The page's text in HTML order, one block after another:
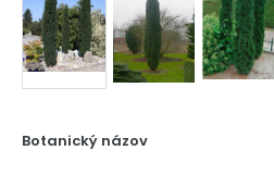
Botanický názov